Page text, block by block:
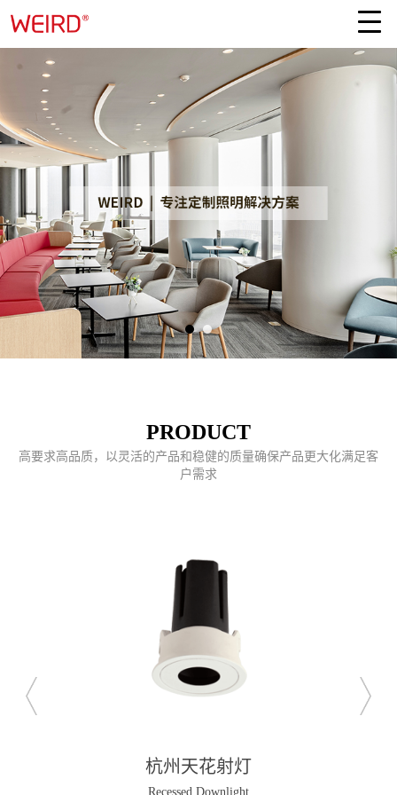
PRODUCT
高要求高品质，以灵活的产品和稳健的质量确保产品更大化满足客
户需求
杭州天花射灯
Recessed Downlight